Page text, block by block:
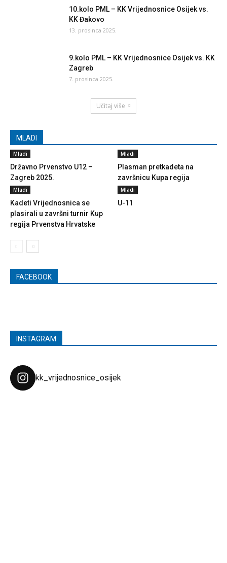
10.kolo PML – KK Vrijednosnice Osijek vs.
KK Đakovo
13. prosinca 2025.
9.kolo PML – KK Vrijednosnice Osijek vs. KK
Zagreb
7. prosinca 2025.
Učitaj više
MLADI
Mladi
Državno Prvenstvo U12 –
Zagreb 2025.
Mladi
Plasman pretkadeta na
završnicu Kupa regija
Mladi
Kadeti Vrijednosnica se
plasirali u završni turnir Kup
regija Prvenstva Hrvatske
Mladi
U-11
FACEBOOK
INSTAGRAM
kk_vrijednosnice_osijek